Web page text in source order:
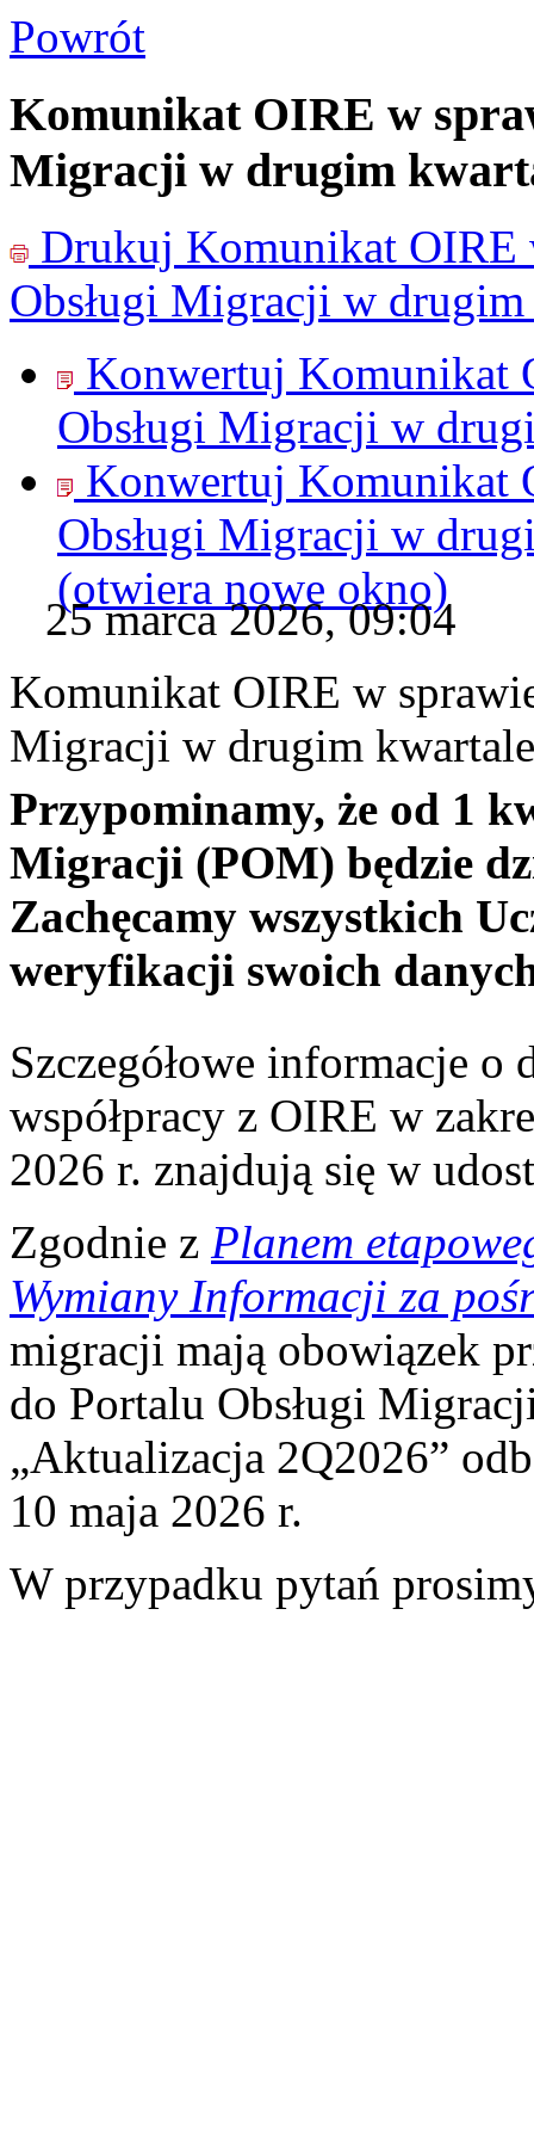
Powrót
Komunikat OIRE w
Migracji w drugim
Drukuj Komunikat OIRE
Obsługi Migracji w
Konwertuj Komunikat
Obsługi Migracji w
Konwertuj Komunikat
Obsługi Migracji w
(otwiera nowe okno)
25 marca 2026, 09:04
Komunikat OIRE w
Migracji w drugim
Przypominamy, że od 1
Migracji (POM) będzie
Zachęcamy wszystkich
weryfikacji swoich
Szczegółowe informacje o
współpracy z OIRE w
2026 r. znajdują się w
Zgodnie z Planem
Wymiany Informacji za
migracji mają obowiązek
do Portalu Obsługi
„Aktualizacja 2Q2026”
10 maja 2026 r.
W przypadku pytań